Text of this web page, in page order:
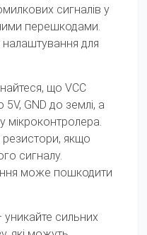
сигналів у
перешкодами.
налаштування для
що VCC
GND до землі, а
мікроконтролера.
резистори, якщо
сигналу.
може пошкодити
уникайте сильних